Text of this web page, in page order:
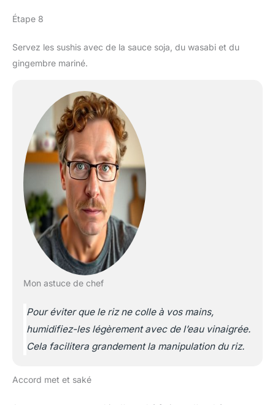
Étape 8
Servez les sushis avec de la sauce soja, du wasabi et du
gingembre mariné.
Mon astuce de chef
Pour éviter que le riz ne colle à vos mains,
humidifiez-les légèrement avec de l’eau vinaigrée.
Cela facilitera grandement la manipulation du riz.
Accord met et saké